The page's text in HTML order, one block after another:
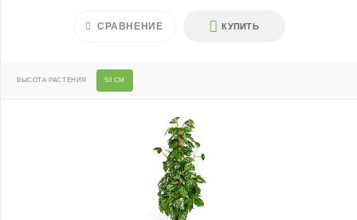
КУПИТЬ
СРАВНЕНИЕ
ВЫСОТА РАСТЕНИЯ 50 СМ